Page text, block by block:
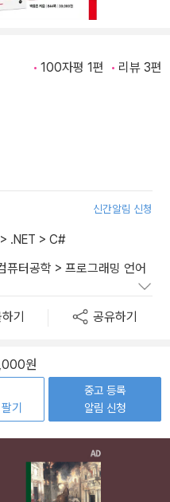
100자평 1편 리뷰 3편
신간알림 신청
> .NET > C#
퓨터공학 > 프로그래밍 언어
기 공유하기
원
기
중고 등록
알림 신청